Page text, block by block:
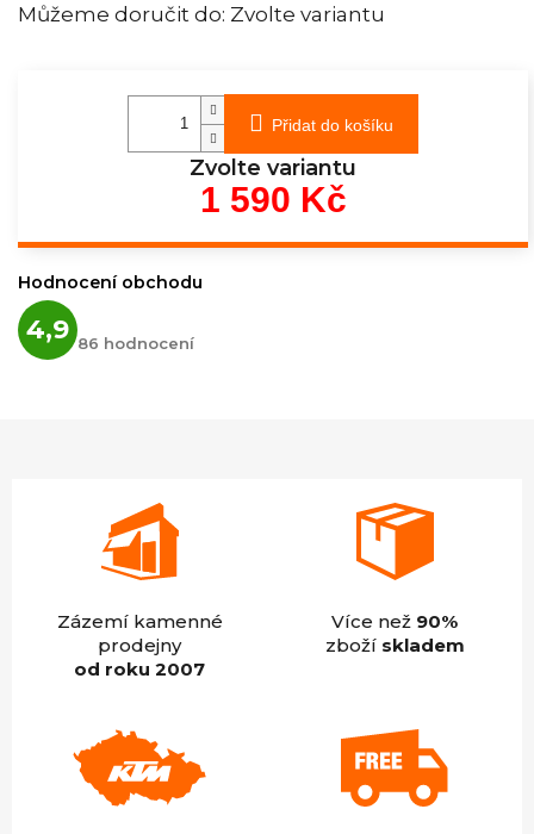
Můžeme doručit do: Zvolte variantu
Přidat do košíku
Zvolte variantu
1 590 KčMěrná
Hodnocení obchodu
4,9 hodnocení
obchodu
86 hodnocení
Zázemí kamenné
prodejny
od roku 2007
Více než 90%
zboží skladem